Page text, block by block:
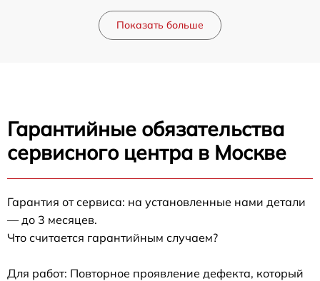
Показать больше
Гарантийные обязательства
сервисного центра в Москве
Гарантия от сервиса: на установленные нами детали
— до 3 месяцев.
Что считается гарантийным случаем?
Для работ: Повторное проявление дефекта, который